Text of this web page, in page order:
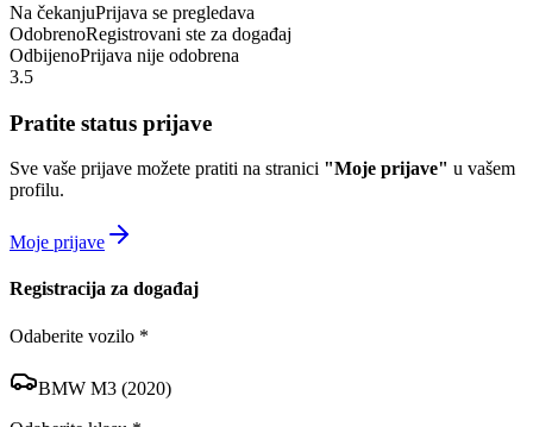
Na čekanjuPrijava se pregledava
OdobrenoRegistrovani ste za događaj
OdbijenoPrijava nije odobrena
3.5
Pratite status prijave
Sve vaše prijave možete pratiti na stranici "Moje prijave" u vašem
profilu.
Moje prijave
Registracija za događaj
Odaberite vozilo *
BMW M3 (2020)